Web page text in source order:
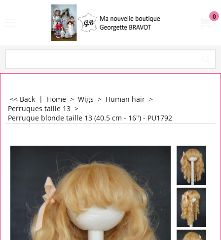
0
<< Back | Home > Wigs > Human hair >
Perruques taille 13 >
Perruque blonde taille 13 (40.5 cm - 16") - PU1792